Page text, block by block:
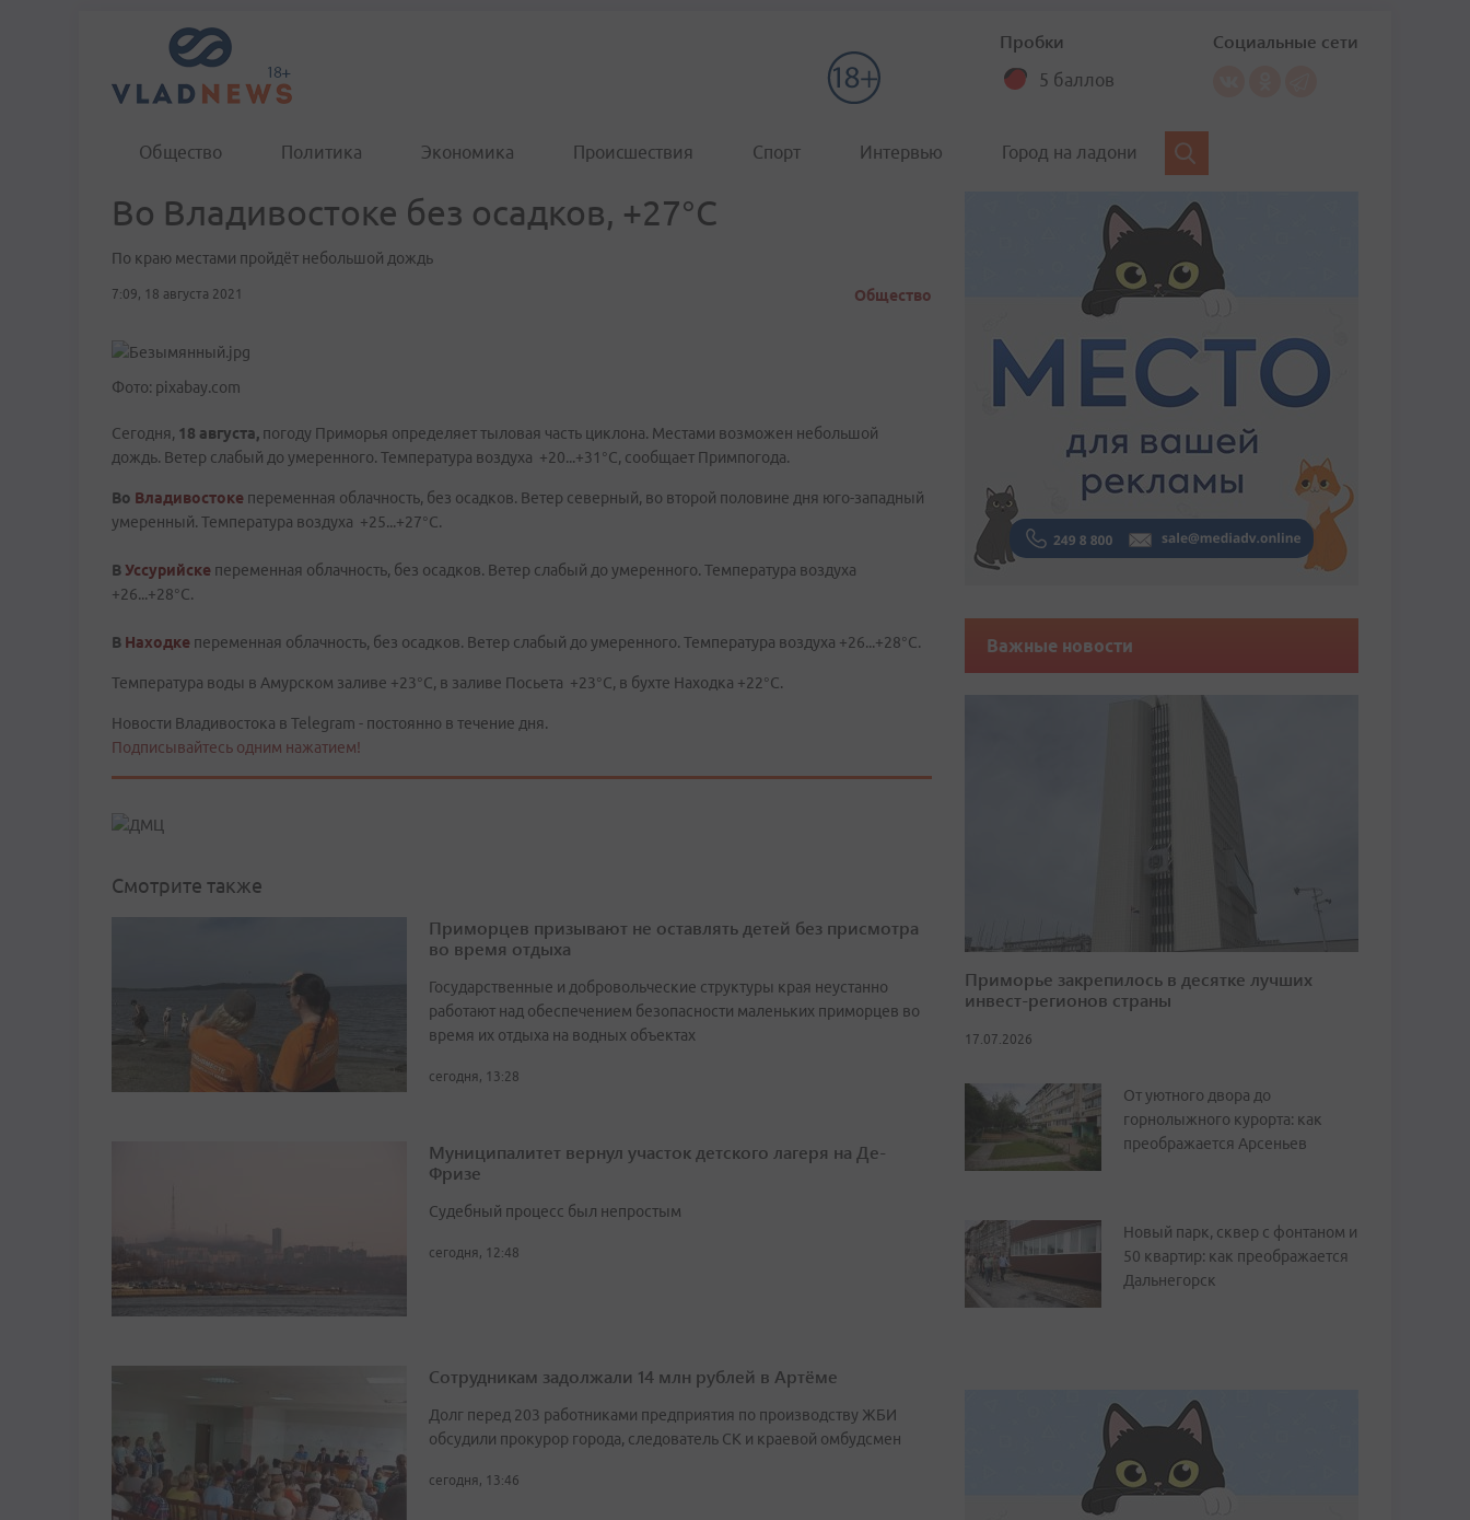
Пробки
5 баллов
Социальные сети
Общество Политика Экономика Происшествия Спорт Интервью Город на ладони
Во Владивостоке без осадков, +27°С
По краю местами пройдёт небольшой дождь
7:09, 18 августа 2021 Общество
Фото: pixabay.com
Сегодня, 18 августа, погоду Приморья определяет тыловая часть циклона. Местами возможен небольшой
дождь. Ветер слабый до умеренного. Температура воздуха +20...+31°C, сообщает Примпогода.
Во Владивостоке переменная облачность, без осадков. Ветер северный, во второй половине дня юго-западный
умеренный. Температура воздуха +25...+27°С.
ВУссурийске переменная облачность, без осадков. Ветер слабый до умеренного. Температура воздуха
+26...+28°C.
В Находке переменная облачность, без осадков. Ветер слабый до умеренного. Температура воздуха +26...+28°C.
Температура воды в Амурском заливе +23°C, в заливе Посьета +23°C, в бухте Находка +22°C.
Новости Владивостока в Telegram - постоянно в течение дня.
Подписывайтесь одним нажатием!
Смотрите также
Приморцев призывают не оставлять детей без присмотра
во время отдыха
Государственные и добровольческие структуры края неустанно
работают над обеспечением безопасности маленьких приморцев во
время их отдыха на водных объектах
сегодня, 13:28
Муниципалитет вернул участок детского лагеря на Де-
Фризе
Судебный процесс был непростым
сегодня, 12:48
Сотрудникам задолжали 14 млн рублей в Артёме
Долг перед 203 работниками предприятия по производству ЖБИ
обсудили прокурор города, следователь СК и краевой омбудсмен
сегодня, 13:46
Важные новости
Приморье закрепилось в десятке лучших
инвест-регионов страны
17.07.2026
От уютного двора до
горнолыжного курорта: как
преображается Арсеньев
Новый парк, сквер с фонтаном и
50 квартир: как преображается
Дальнегорск